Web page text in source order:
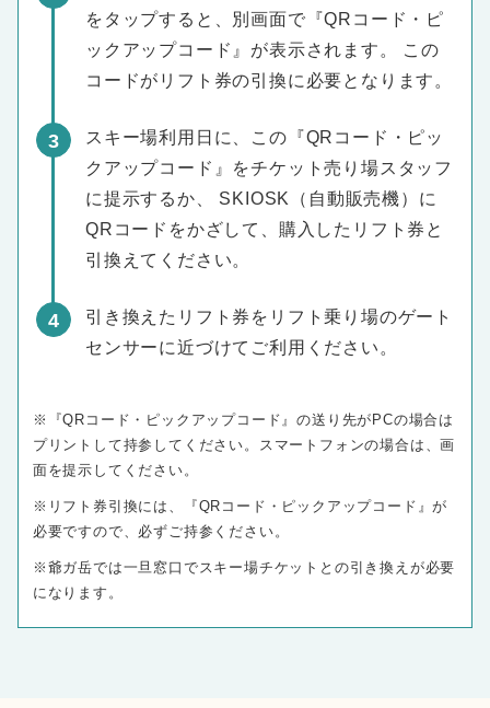
をタップすると、別画面で『QRコード・ピ
ックアップコード』が表示されます。 この
コードがリフト券の引換に必要となります。
スキー場利用日に、この『QRコード・ピッ
クアップコード』をチケット売り場スタッフ
に提示するか、 SKIOSK（自動販売機）に
QRコードをかざして、購入したリフト券と
引換えてください。
引き換えたリフト券をリフト乗り場のゲート
センサーに近づけてご利用ください。
※『QRコード・ピックアップコード』の送り先がPCの場合は
プリントして持参してください。スマートフォンの場合は、画
面を提示してください。
※リフト券引換には、『QRコード・ピックアップコード』が
必要ですので、必ずご持参ください。
※爺ガ岳では一旦窓口でスキー場チケットとの引き換えが必要
になります。